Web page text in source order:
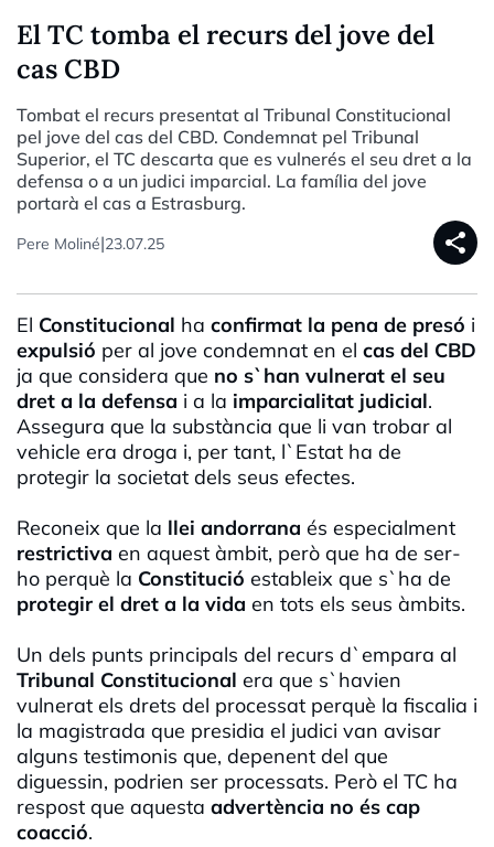
El TC tomba el recurs del jove del
cas CBD
Tombat el recurs presentat al Tribunal Constitucional
pel jove del cas del CBD. Condemnat pel Tribunal
Superior, el TC descarta que es vulnerés el seu dret a la
defensa o a un judici imparcial. La família del jove
portarà el cas a Estrasburg.
Pere Moliné|23.07.25 share
El Constitucional ha confirmat la pena de presó i
expulsió per al jove condemnat en el cas del CBD
ja que considera que no s`han vulnerat el seu
dret a la defensa i a la imparcialitat judicial.
Assegura que la substància que li van trobar al
vehicle era droga i, per tant, l`Estat ha de
protegir la societat dels seus efectes.
Reconeix que la llei andorrana és especialment
restrictiva en aquest àmbit, però que ha de ser-
ho perquè la Constitució estableix que s`ha de
protegir el dret a la vida en tots els seus àmbits.
Un dels punts principals del recurs d`empara al
Tribunal Constitucional era que s`havien
vulnerat els drets del processat perquè la fiscalia i
la magistrada que presidia el judici van avisar
alguns testimonis que, depenent del que
diguessin, podrien ser processats. Però el TC ha
respost que aquesta advertència no és cap
coacció.